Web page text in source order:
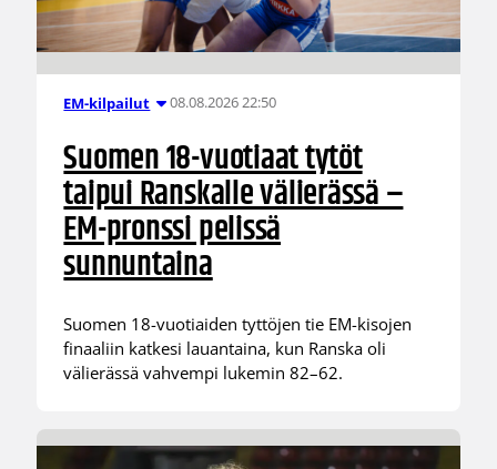
EM-kilpailut 08.08.2026 22:50
Suomen 18-vuotiaat tytöt
taipui Ranskalle välierässä –
EM-pronssi pelissä
sunnuntaina
Suomen 18-vuotiaiden tyttöjen tie EM-kisojen
finaaliin katkesi lauantaina, kun Ranska oli
välierässä vahvempi lukemin 82–62.